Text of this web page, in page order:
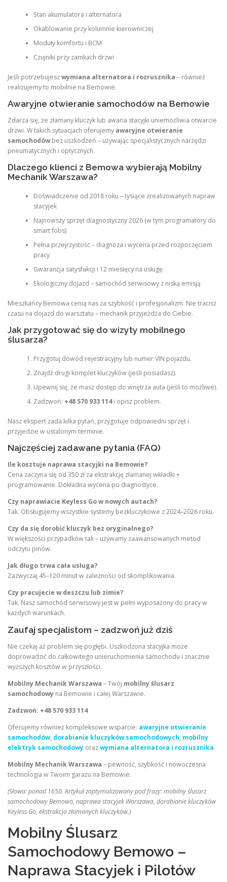
Stan akumulatora i alternatora
Okablowanie przy kolumnie kierowniczej
Moduły komfortu i BCM
Czujniki przy zamkach drzwi
Jeśli potrzebujeszwymiana alternatora i rozrusznika – również
realizujemy to mobilnie na Bemowie.
Awaryjne otwieranie samochodów na Bemowie
Zdarza się, że złamany kluczyk lub awaria stacyjki uniemożliwia otwarcie
drzwi. W takich sytuacjach oferujemy awaryjne otwieranie
samochodówbez uszkodzeń – używając specjalistycznych narzędzi
pneumatycznych i optycznych.
Dlaczego klienci z Bemowa wybierają Mobilny
Mechanik Warszawa?
Doświadczenie od 2018 roku – tysiące zrealizowanych napraw
stacyjek
Najnowszy sprzęt diagnostyczny 2026 (w tym programatory do
smart fobs)
Pełna przejrzystość – diagnoza i wycena przed rozpoczęciem
pracy
Gwarancja satysfakcji i 12 miesięcy na usługę
Ekologiczny dojazd – samochód serwisowy z niską emisją
Mieszkańcy Bemowa cenią nas za szybkość i profesjonalizm. Nie tracisz
czasu na dojazd do warsztatu – mechanik przyjeżdża do Ciebie.
Jak przygotować się do wizyty mobilnego
ślusarza?
Przygotuj dowód rejestracyjny lub numer VIN pojazdu.
Znajdź drugi komplet kluczyków (jeśli posiadasz).
Upewnij się, że masz dostęp do wnętrza auta (jeśli to możliwe).
Zadzwoń: +48 570 933 114i opisz problem.
Nasz ekspert zada kilka pytań, przygotuje odpowiedni sprzęt i
przyjedzie w ustalonym terminie.
Najczęściej zadawane pytania (FAQ)
Ile kosztuje naprawa stacyjki na Bemowie?
Cena zaczyna się od 350 zł za ekstrakcję złamanej wkładki +
programowanie. Dokładna wycena po diagnostyce.
Czy naprawiacie Keyless Go w nowych autach?
Tak. Obsługujemy wszystkie systemy bezkluczykowe z 2024–2026 roku.
Czy da się dorobić kluczyk bez oryginalnego?
W większości przypadków tak – używamy zaawansowanych metod
odczytu pinów.
Jak długo trwa cała usługa?
Zazwyczaj 45–120 minut w zależności od skomplikowania.
Czy pracujecie w deszczu lub zimie?
Tak. Nasz samochód serwisowy jest w pełni wyposażony do pracy w
każdych warunkach.
Zaufaj specjalistom – zadzwoń już dziś
Nie czekaj aż problem się pogłębi. Uszkodzona stacyjka może
doprowadzić do całkowitego unieruchomienia samochodu i znacznie
wyższych kosztów w przyszłości.
Mobilny Mechanik Warszawa – Twój mobilny ślusarz
samochodowy na Bemowie i całej Warszawie.
Zadzwoń: +48 570 933 114
Oferujemy również kompleksowe wsparcie: awaryjne otwieranie
samochodów, dorabianie kluczyków samochodowych, mobilny
elektryk samochodowy orazwymiana alternatora i rozrusznika.
Mobilny Mechanik Warszawa – pewność, szybkość i nowoczesna
technologia w Twoim garażu na Bemowie.
(Słowa: ponad 1650. Artykuł zoptymalizowany pod frazy: mobilny ślusarz
samochodowy Bemowo, naprawa stacyjek Warszawa, dorabianie kluczyków
Keyless Go, ekstrakcja złamanych kluczyków.)
Mobilny Ślusarz
Samochodowy Bemowo –
Naprawa Stacyjek i Pilotów